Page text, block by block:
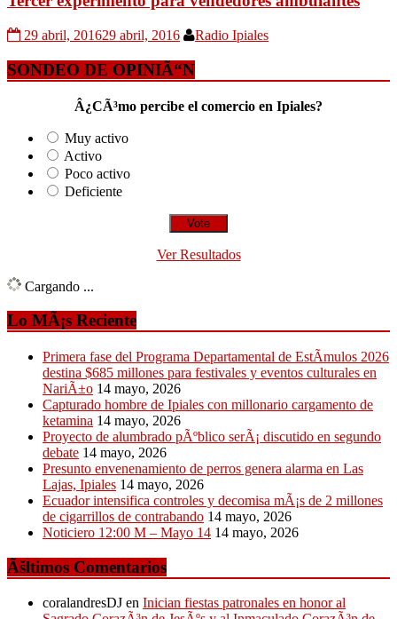
29 abril, 201629 abril, 2016 Radio Ipiales
SONDEO DE OPINIÃ“N
Â¿CÃ³mo percibe el comercio en Ipiales?
Muy activo
Activo
Poco activo
Deficiente
Ver Resultados
Cargando ...
Lo MÃ¡s Reciente
Primera fase del Programa Departamental de EstÃ­mulos 2026
destina $685 millones para festivales y eventos culturales en
NariÃ±o 14 mayo, 2026
Capturado hombre de Ipiales con millonario cargamento de
ketamina 14 mayo, 2026
Proyecto de alumbrado pÃºblico serÃ¡ discutido en segundo
debate 14 mayo, 2026
Presunto envenenamiento de perros genera alarma en Las
Lajas, Ipiales 14 mayo, 2026
Ecuador intensifica controles y decomisa mÃ¡s de 2 millones
de cigarrillos de contrabando 14 mayo, 2026
Noticiero 12:00 M – Mayo 14 14 mayo, 2026
Ãšltimos Comentarios
coralandresDJ en Inician fiestas patronales en honor al